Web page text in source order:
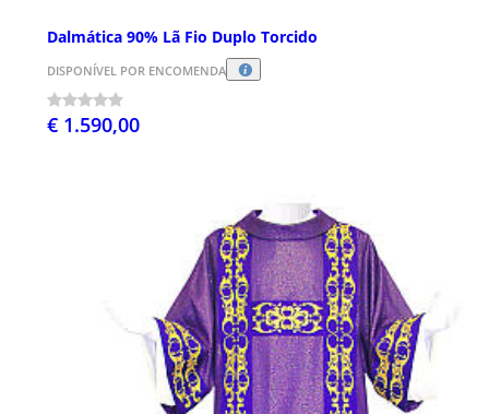
Dalmática 90% Lã Fio Duplo Torcido
DISPONÍVEL POR ENCOMENDA
€ 1.590,00